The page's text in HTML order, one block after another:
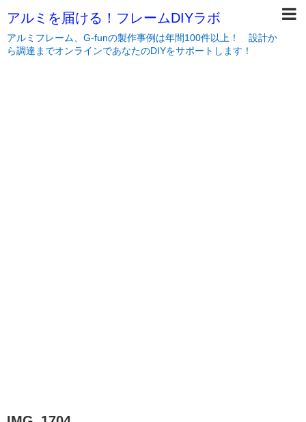
アルミを届ける！フレームDIYラボ
アルミフレーム、G-funの製作事例は年間100件以上！ 設計か
ら調達までオンラインであなたのDIYをサポートします！